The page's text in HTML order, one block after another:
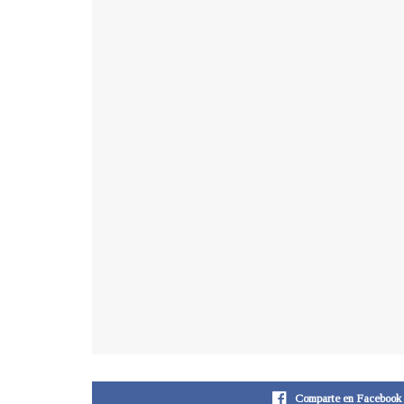
Comparte en Facebook